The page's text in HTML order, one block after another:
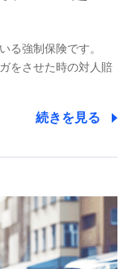
社
）
る強制保険です。
をさせた時の対人賠
続きを見る